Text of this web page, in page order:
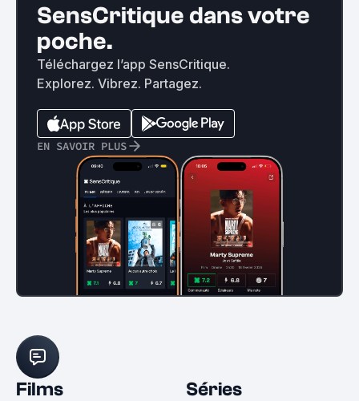
SensCritique dans votre
poche.
Téléchargez l’app SensCritique.
Explorez. Vibrez. Partagez.
EN SAVOIR PLUS
Films Séries